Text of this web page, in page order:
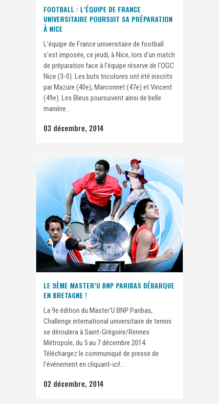
FOOTBALL : L’ÉQUIPE DE FRANCE
UNIVERSITAIRE POURSUIT SA PRÉPARATION
À NICE
L'équipe de France universitaire de football
s'est imposée, ce jeudi, à Nice, lors d'un match
de préparation face à l'équipe réserve de l'OGC
Nice (3-0). Les buts tricolores ont été inscrits
par Mazure (40e), Marconnet (47e) et Vincent
(49e). Les Bleus poursuivent ainsi de belle
manière...
03 décembre, 2014
LE 9ÈME MASTER’U BNP PARIBAS DÉBARQUE
EN BRETAGNE !
La 9e édition du Master'U BNP Paribas,
Challenge international universitaire de tennis
se déroulera à Saint-Grégoire/Rennes
Métropole, du 5 au 7 décembre 2014.
Téléchargez le communiqué de presse de
l'événement en cliquant-ici!...
02 décembre, 2014